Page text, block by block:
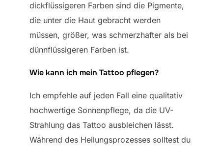
dickflüssigeren Farben sind die Pigmente,
die unter die Haut gebracht werden
müssen, größer, was schmerzhafter als bei
dünnflüssigeren Farben ist.
Wie kann ich mein Tattoo pflegen?
Ich empfehle auf jeden Fall eine qualitativ
hochwertige Sonnenpflege, da die UV-
Strahlung das Tattoo ausbleichen lässt.
Während des Heilungsprozesses solltest du